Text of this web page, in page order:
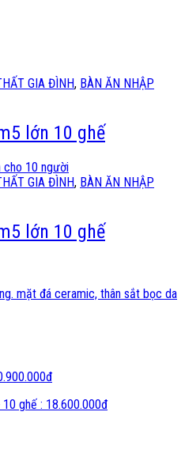
GIA ĐÌNH, BÀN ĂN NHẬP
lớn 10 ghế
GIA ĐÌNH, BÀN ĂN NHẬP
lớn 10 ghế
mặt đá ceramic, thân sắt bọc da
ghế : 18.600.000đ